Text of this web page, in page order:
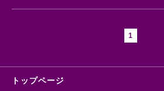
1
トップページ